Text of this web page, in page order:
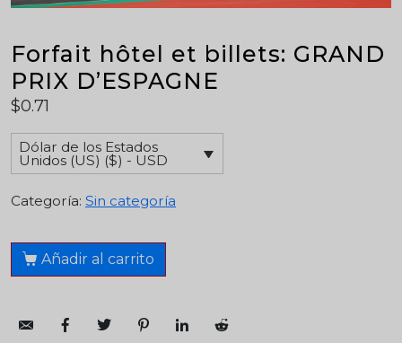
Forfait hôtel et billets: GRAND
PRIX D’ESPAGNE
$0.71
Dólar de los Estados
Unidos (US) ($) - USD
Categoría: Sin categoría
Añadir al carrito